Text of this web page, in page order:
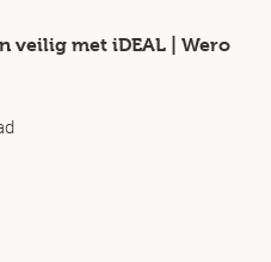
veilig met iDEAL | Wero